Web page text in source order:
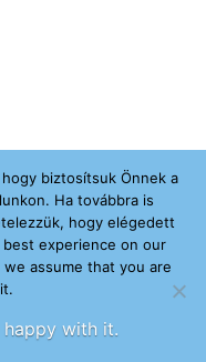
.
biztosítsuk Önnek a
Ha továbbra is
hogy elégedett
experience on our
assume that you are
with it.